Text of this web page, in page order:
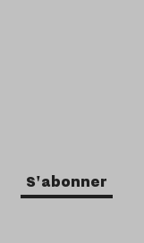
S'abonner